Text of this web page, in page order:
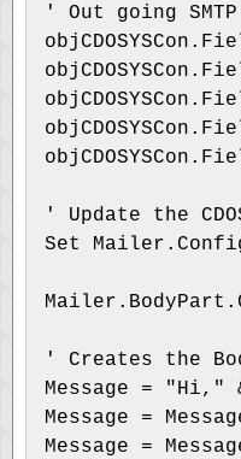
' Out going
' Update the
Set
' Creates the
Message = "Hi,"
Message =
Message =